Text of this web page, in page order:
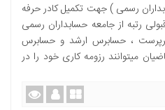
رسمی ) جهت تکمیل کادر حرفه
رتبه از جامعه حسابداران رسمی
، حسابرس ارشد و حسابرس
میتوانند رزومه کاری خود را در